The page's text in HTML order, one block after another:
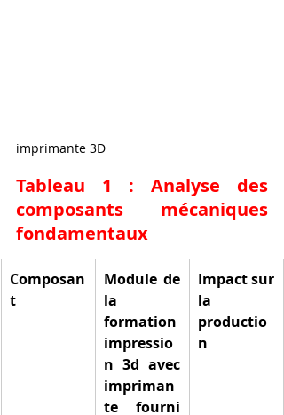
imprimante 3D
Tableau 1 : Analyse des
composants mécaniques
fondamentaux
Composan
t
Module de
la
formation
impressio
n 3d avec
impriman
te fourni
Impact sur
la
productio
n